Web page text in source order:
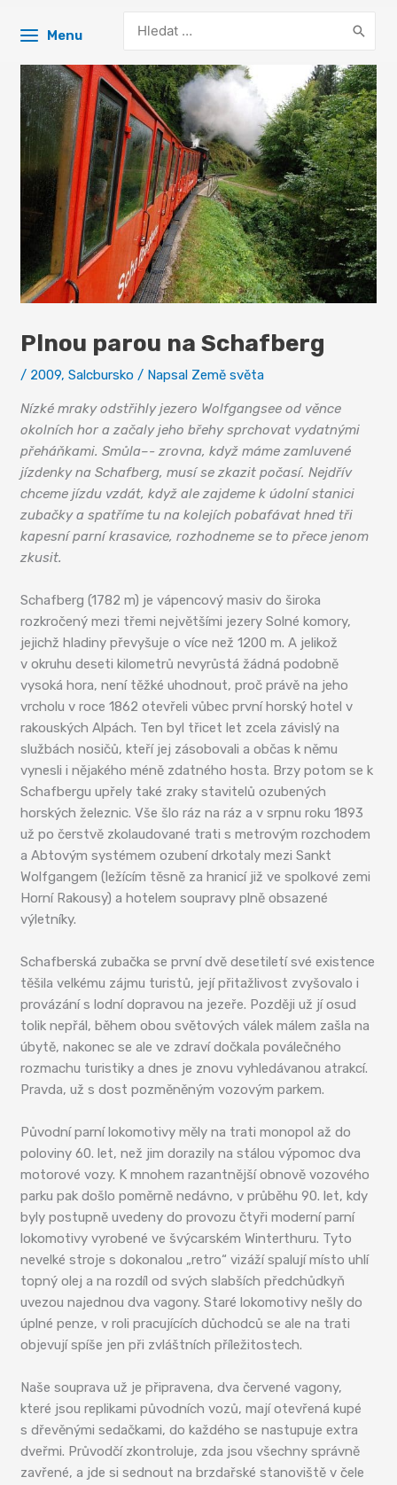
Menu
for:
Plnou parou na Schafberg
/ 2009,Salcbursko / Napsal Země světa
Nízké mraky odstřihly jezero Wolfgangsee od věnce
okolních hor a začaly jeho břehy sprchovat vydatnými
přeháňkami. Smůla–- zrovna, když máme zamluvené
jízdenky na Schafberg, musí se zkazit počasí. Nejdřív
chceme jízdu vzdát, když ale zajdeme k údolní stanici
zubačky a spatříme tu na kolejích pobafávat hned tři
kapesní parní krasavice, rozhodneme se to přece jenom
zkusit.
Schafberg (1782 m) je vápencový masiv do široka
rozkročený mezi třemi největšími jezery Solné komory,
jejichž hladiny převyšuje o více než 1200 m. A jelikož
v okruhu deseti kilometrů nevyrůstá žádná podobně
vysoká hora, není těžké uhodnout, proč právě na jeho
vrcholu v roce 1862 otevřeli vůbec první horský hotel v
rakouských Alpách. Ten byl třicet let zcela závislý na
službách nosičů, kteří jej zásobovali a občas k němu
vynesli i nějakého méně zdatného hosta. Brzy potom se k
Schafbergu upřely také zraky stavitelů ozubených
horských železnic. Vše šlo ráz na ráz a v srpnu roku 1893
už po čerstvě zkolaudované trati s metrovým rozchodem
a Abtovým systémem ozubení drkotaly mezi Sankt
Wolfgangem (ležícím těsně za hranicí již ve spolkové zemi
Horní Rakousy) a hotelem soupravy plně obsazené
výletníky.
Schafberská zubačka se první dvě desetiletí své existence
těšila velkému zájmu turistů, její přitažlivost zvyšovalo i
provázání s lodní dopravou na jezeře. Později už jí osud
tolik nepřál, během obou světových válek málem zašla na
úbytě, nakonec se ale ve zdraví dočkala poválečného
rozmachu turistiky a dnes je znovu vyhledávanou atrakcí.
Pravda, už s dost pozměněným vozovým parkem.
Původní parní lokomotivy měly na trati monopol až do
poloviny 60. let, než jim dorazily na stálou výpomoc dva
motorové vozy. K mnohem razantnější obnově vozového
parku pak došlo poměrně nedávno, v průběhu 90. let, kdy
byly postupně uvedeny do provozu čtyři moderní parní
lokomotivy vyrobené ve švýcarském Winterthuru. Tyto
nevelké stroje s dokonalou „retro“ vizáží spalují místo uhlí
topný olej a na rozdíl od svých slabších předchůdkyň
uvezou najednou dva vagony. Staré lokomotivy nešly do
úplné penze, v roli pracujících důchodců se ale na trati
objevují spíše jen při zvláštních příležitostech.
Naše souprava už je připravena, dva červené vagony,
které jsou replikami původních vozů, mají otevřená kupé
s dřevěnými sedačkami, do každého se nastupuje extra
dveřmi. Průvodčí zkontroluje, zda jsou všechny správně
zavřené, a jde si sednout na brzdařské stanoviště v čele